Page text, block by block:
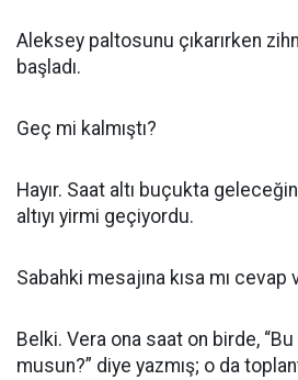
Aleksey paltosunu çıkarırken
başladı.
Geç mi kalmıştı?
Hayır. Saat altı buçukta
altıyı yirmi geçiyordu.
Sabahki mesajına kısa mı cevap
Belki. Vera ona saat on birde,
musun?” diye yazmış; o da